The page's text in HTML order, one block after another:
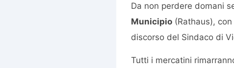
Da non perdere domani
Municipio (Rathaus), con
discorso del Sindaco di
Tutti i mercatini